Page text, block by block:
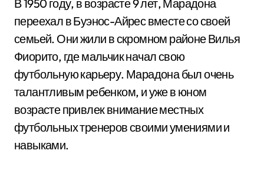
В 1950 году, в возрасте 9 лет, Марадона
переехал в Буэнос-Айрес вместе со своей
семьей. Они жили в скромном районе Вилья
Фиорито, где мальчик начал свою
футбольную карьеру. Марадона был очень
талантливым ребенком, и уже в юном
возрасте привлек внимание местных
футбольных тренеров своими умениями и
навыками.